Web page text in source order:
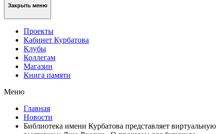
Закрыть меню
Проекты
Кабинет Курбатова
Клубы
Коллегам
Магазин
Книга памяти
Меню
Главная
Новости
Библиотека имени Курбатова представляет виртуальную